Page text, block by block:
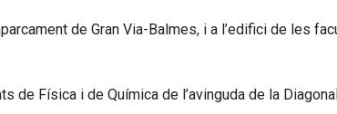
de Gran Via-Balmes, i a l’edifici de les
de Física i de Química de l’avinguda de la